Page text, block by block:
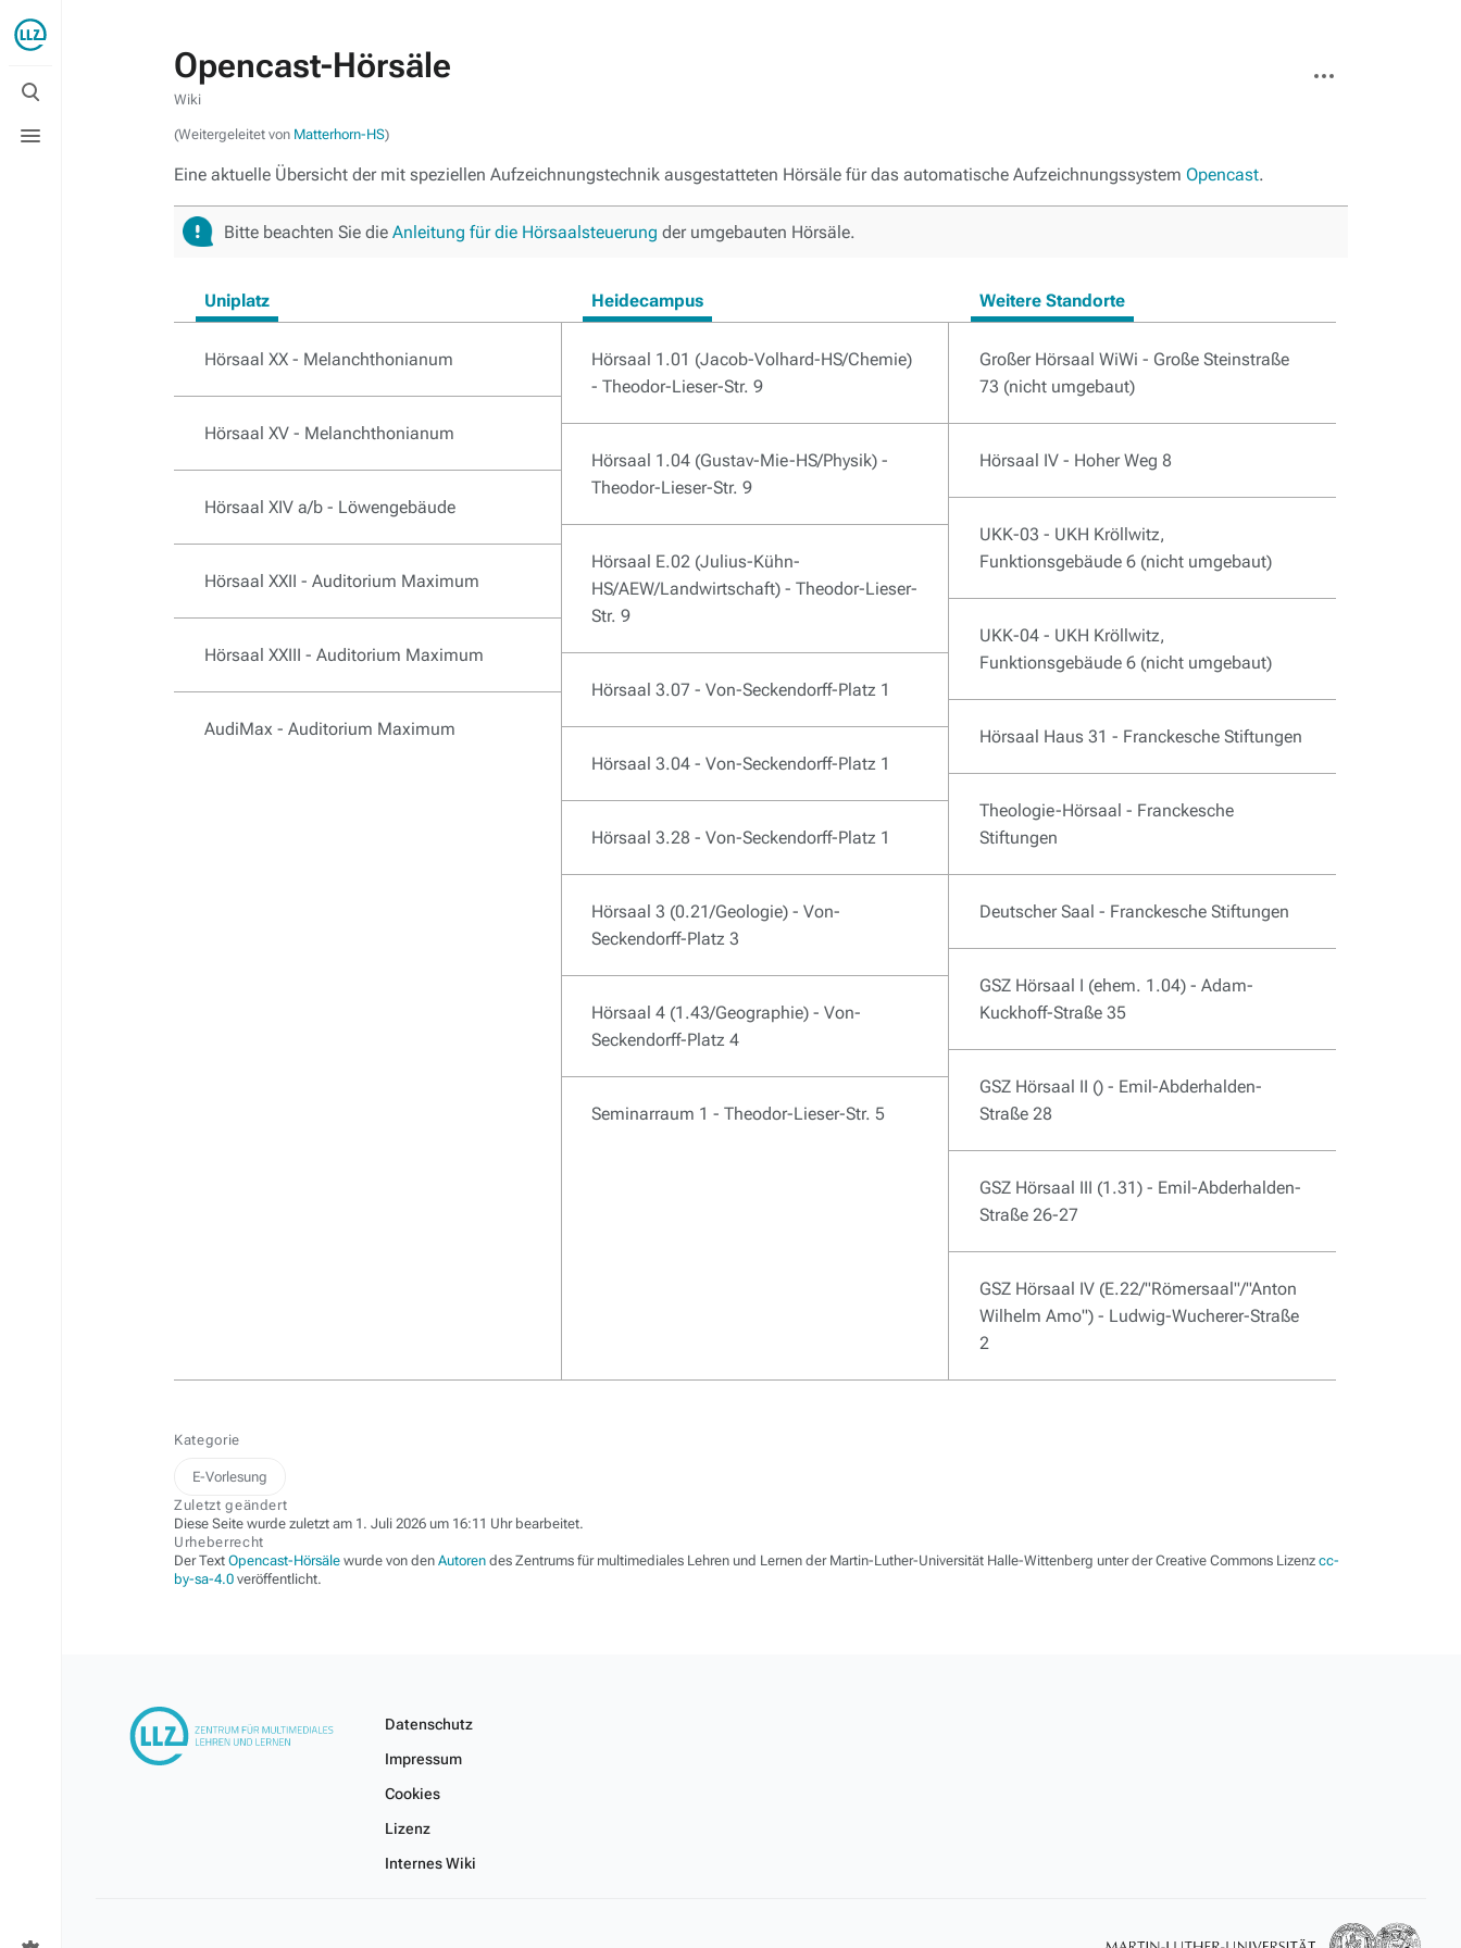
Suche
umschalten
umschalten
Opencast-Hörsäle
Wiki
Aktionen
(Weitergeleitet von Matterhorn-HS)
Eine aktuelle Übersicht der mit speziellen Aufzeichnungstechnik ausgestatteten Hörsäle für das automatische Aufzeichnungssystem Opencast.
Bitte beachten Sie die Anleitung für die Hörsaalsteuerung der umgebauten Hörsäle.
Uniplatz Heidecampus Weitere Standorte
Hörsaal XX - Melanchthonianum
Hörsaal XV - Melanchthonianum
Hörsaal XIV a/b - Löwengebäude
Hörsaal XXII - Auditorium Maximum
Hörsaal XXIII - Auditorium Maximum
AudiMax - Auditorium Maximum
Hörsaal 1.01 (Jacob-Volhard-HS/Chemie)
- Theodor-Lieser-Str. 9
Hörsaal 1.04 (Gustav-Mie-HS/Physik) -
Theodor-Lieser-Str. 9
Hörsaal E.02 (Julius-Kühn-
HS/AEW/Landwirtschaft) - Theodor-Lieser-
Str. 9
Hörsaal 3.07 - Von-Seckendorff-Platz 1
Hörsaal 3.04 - Von-Seckendorff-Platz 1
Hörsaal 3.28 - Von-Seckendorff-Platz 1
Hörsaal 3 (0.21/Geologie) - Von-
Seckendorff-Platz 3
Hörsaal 4 (1.43/Geographie) - Von-
Seckendorff-Platz 4
Seminarraum 1 - Theodor-Lieser-Str. 5
Großer Hörsaal WiWi - Große Steinstraße
73 (nicht umgebaut)
Hörsaal IV - Hoher Weg 8
UKK-03 - UKH Kröllwitz,
Funktionsgebäude 6 (nicht umgebaut)
UKK-04 - UKH Kröllwitz,
Funktionsgebäude 6 (nicht umgebaut)
Hörsaal Haus 31 - Franckesche Stiftungen
Theologie-Hörsaal - Franckesche
Stiftungen
Deutscher Saal - Franckesche Stiftungen
GSZ Hörsaal I (ehem. 1.04) - Adam-
Kuckhoff-Straße 35
GSZ Hörsaal II () - Emil-Abderhalden-
Straße 28
GSZ Hörsaal III (1.31) - Emil-Abderhalden-
Straße 26-27
GSZ Hörsaal IV (E.22/"Römersaal"/"Anton
Wilhelm Amo") - Ludwig-Wucherer-Straße
2
Kategorie
E-Vorlesung
Zuletzt geändert
Diese Seite wurde zuletzt am 1. Juli 2026 um 16:11 Uhr bearbeitet.
Urheberrecht
Der Text Opencast-Hörsäle wurde von den Autoren des Zentrums für multimediales Lehren und Lernen der Martin-Luther-Universität Halle-Wittenberg unter der Creative Commons Lizenz cc-
by-sa-4.0 veröffentlicht.
Datenschutz
Impressum
Cookies
Lizenz
Internes Wiki